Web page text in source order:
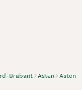
Brabant Asten Asten